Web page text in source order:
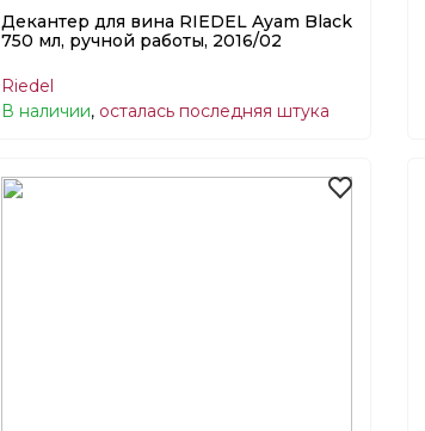
Декантер для вина RIEDEL Ayam Black
750 мл, ручной работы, 2016/02
Riedel
В наличии, осталась последняя штука